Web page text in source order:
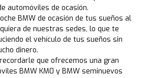
automóviles de ocasión.
BMW de ocasión de tus sueños al
de nuestras sedes, lo que te
el vehículo de tus sueños sin
dinero.
que ofrecemos una gran
BMW KM0 y BMW seminuevos